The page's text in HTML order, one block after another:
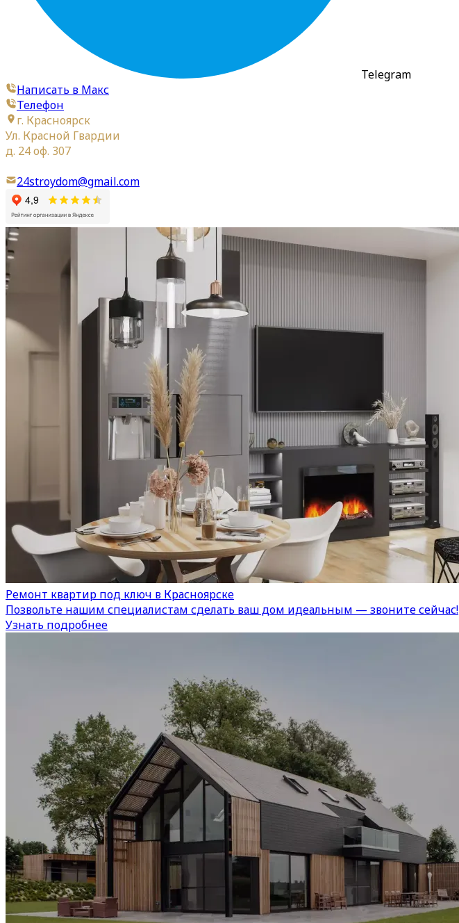
Telegram
Написать в Макс
Телефон
г. Красноярск
Ул. Красной Гвардии
д. 24 оф. 307
24stroydom@gmail.com
Ремонт квартир под ключ в Красноярске
Позвольте нашим специалистам сделать ваш дом идеальным — звоните сейчас!
Узнать подробнее